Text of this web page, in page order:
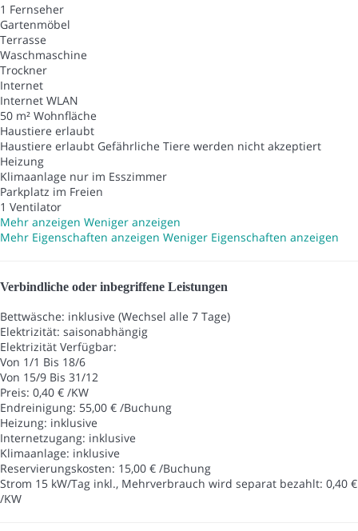
1 Fernseher
Gartenmöbel
Terrasse
Waschmaschine
Trockner
Internet
Internet WLAN
50 m² Wohnfläche
Haustiere erlaubt
Haustiere erlaubt Gefährliche Tiere werden nicht akzeptiert
Heizung
Klimaanlage nur im Esszimmer
Parkplatz im Freien
1 Ventilator
Mehr anzeigen Weniger anzeigen
Mehr Eigenschaften anzeigen Weniger Eigenschaften anzeigen
Verbindliche oder inbegriffene Leistungen
Bettwäsche: inklusive (Wechsel alle 7 Tage)
Elektrizität: saisonabhängig
Elektrizität Verfügbar:
Von 1/1 Bis 18/6
Von 15/9 Bis 31/12
Preis: 0,40 € /KW
Endreinigung: 55,00 € /Buchung
Heizung: inklusive
Internetzugang: inklusive
Klimaanlage: inklusive
Reservierungskosten: 15,00 € /Buchung
Strom 15 kW/Tag inkl., Mehrverbrauch wird separat bezahlt: 0,40 €
/KW